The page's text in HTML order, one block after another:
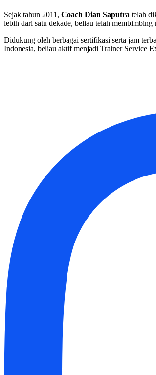
Sejak tahun 2011, Coach Dian Saputra telah
lebih dari satu dekade, beliau telah membimbing
Didukung oleh berbagai sertifikasi serta jam
Indonesia, beliau aktif menjadi Trainer Service